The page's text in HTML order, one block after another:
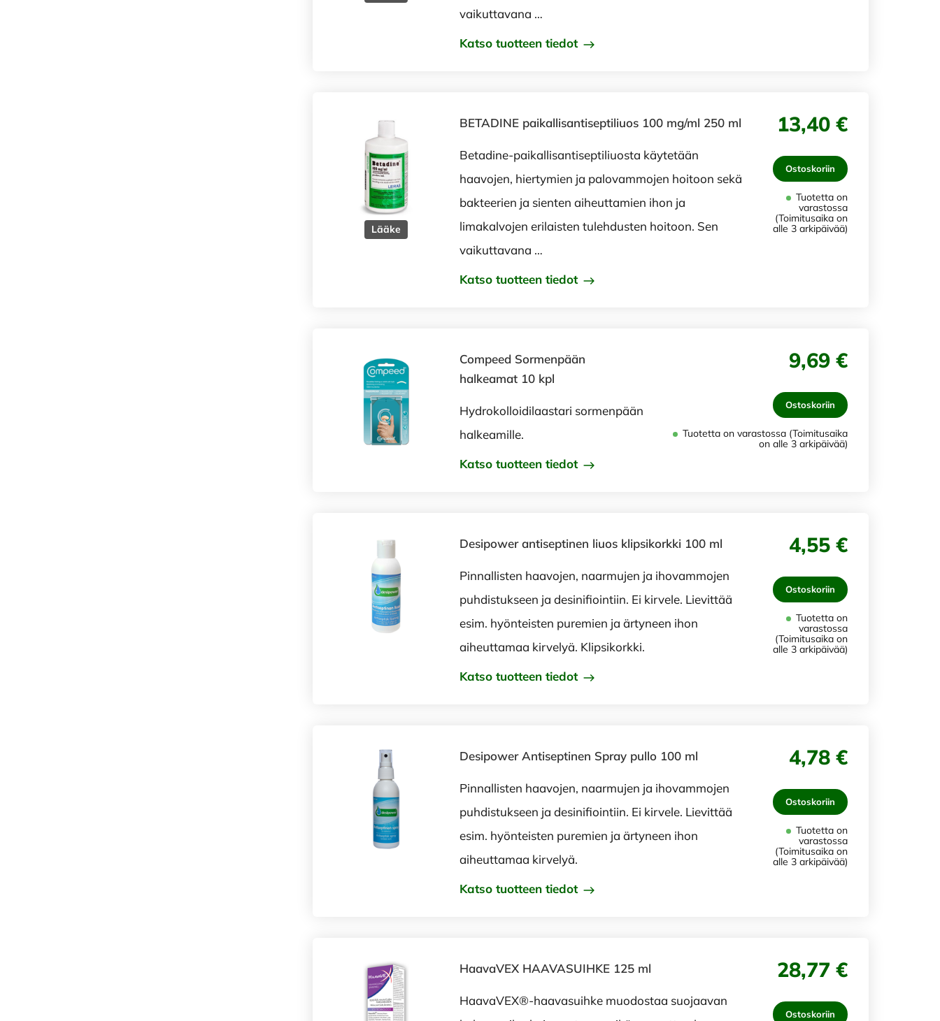
vaikuttavana …
Katso tuotteen tiedot
Lääke
BETADINE paikallisantiseptiliuos 100 mg/ml 250 ml
Betadine-paikallisantiseptiliuosta käytetään
haavojen, hiertymien ja palovammojen hoitoon sekä
bakteerien ja sienten aiheuttamien ihon ja
limakalvojen erilaisten tulehdusten hoitoon. Sen
vaikuttavana …
Katso tuotteen tiedot
13,40 €
Ostoskoriin
Tuotetta on
varastossa
(Toimitusaika on
alle 3 arkipäivää)
Compeed Sormenpään
halkeamat 10 kpl
Hydrokolloidilaastari sormenpään
halkeamille.
Katso tuotteen tiedot
9,69 €
Ostoskoriin
Tuotetta on varastossa (Toimitusaika
on alle 3 arkipäivää)
Desipower antiseptinen liuos klipsikorkki 100 ml
Pinnallisten haavojen, naarmujen ja ihovammojen
puhdistukseen ja desinifiointiin. Ei kirvele. Lievittää
esim. hyönteisten puremien ja ärtyneen ihon
aiheuttamaa kirvelyä. Klipsikorkki.
Katso tuotteen tiedot
4,55 €
Ostoskoriin
Tuotetta on
varastossa
(Toimitusaika on
alle 3 arkipäivää)
Desipower Antiseptinen Spray pullo 100 ml
Pinnallisten haavojen, naarmujen ja ihovammojen
puhdistukseen ja desinifiointiin. Ei kirvele. Lievittää
esim. hyönteisten puremien ja ärtyneen ihon
aiheuttamaa kirvelyä.
Katso tuotteen tiedot
4,78 €
Ostoskoriin
Tuotetta on
varastossa
(Toimitusaika on
alle 3 arkipäivää)
HaavaVEX HAAVASUIHKE 125 ml
HaavaVEX®-haavasuihke muodostaa suojaavan
28,77 €
Ostoskoriin